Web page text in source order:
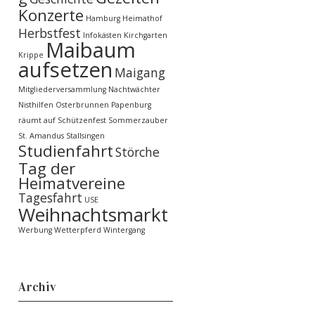
Konzerte Hamburg Heimathof
Herbstfest Infokästen Kirchgarten
Krippe Maibaum
aufsetzen Maigang
Mitgliederversammlung Nachtwächter
Nisthilfen Osterbrunnen Papenburg
räumt auf Schützenfest Sommerzauber
St. Amandus Stallsingen
StudienfahrtStörche
Tag der
Heimatvereine
Tagesfahrt USE
Weihnachtsmarkt
Werbung Wetterpferd Wintergang
Archiv